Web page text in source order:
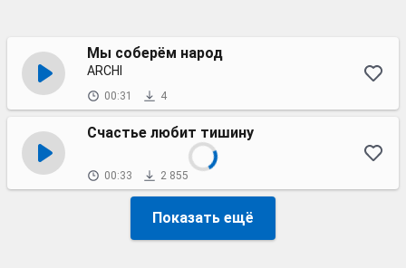
Мы соберём народ
ARCHI
00:31 4
Счастье любит тишину
00:33 2 855
Показать ещё